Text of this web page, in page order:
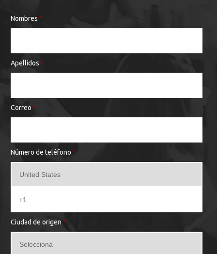
Nombres *
Apellidos *
Correo *
Número de teléfono *
Ciudad de origen*